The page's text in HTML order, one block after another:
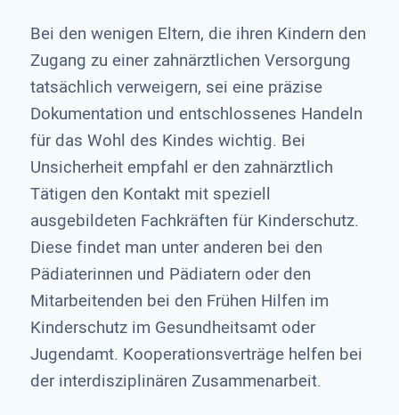
Bei den wenigen Eltern, die ihren Kindern den
Zugang zu einer zahnärztlichen Versorgung
tatsächlich verweigern, sei eine präzise
Dokumentation und entschlossenes Handeln
für das Wohl des Kindes wichtig. Bei
Unsicherheit empfahl er den zahnärztlich
Tätigen den Kontakt mit speziell
ausgebildeten Fachkräften für Kinderschutz.
Diese findet man unter anderen bei den
Pädiaterinnen und Pädiatern oder den
Mitarbeitenden bei den Frühen Hilfen im
Kinderschutz im Gesundheitsamt oder
Jugendamt. Kooperationsverträge helfen bei
der interdisziplinären Zusammenarbeit.